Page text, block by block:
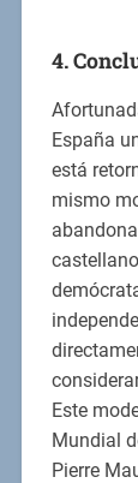
4.
España
está
mismo
Este
Mundial
Pierre